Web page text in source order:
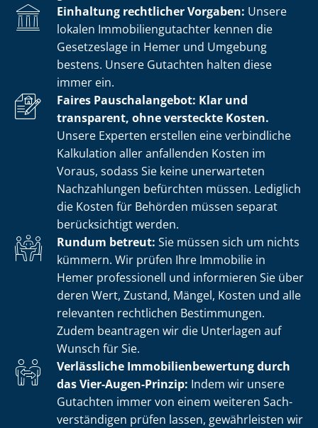
Einhaltung rechtlicher Vorgaben: Unsere
lokalen Im­mo­bi­li­en­gut­ach­ter kennen die
Gesetzeslage in Hemer und Umgebung
bestens. Unsere Gutachten halten diese
immer ein.
Faires Pauschalangebot: Klar und
transparent, ohne versteckte Kosten.
Unsere Experten erstellen eine verbindliche
Kalkulation aller anfallenden Kosten im
Voraus, sodass Sie keine unerwarteten
Nachzahlungen befürchten müssen. Lediglich
die Kosten für Behörden müssen separat
berücksichtigt werden.
Rundum betreut: Sie müssen sich um nichts
kümmern. Wir prüfen Ihre Immobilie in
Hemer professionell und informieren Sie über
deren Wert, Zustand, Mängel, Kosten und alle
relevanten rechtlichen Bestimmungen.
Zudem beantragen wir die Unterlagen auf
Wunsch für Sie.
Verlässliche Im­mo­bi­li­en­be­wer­tung durch
das Vier-Augen-Prinzip: Indem wir unsere
Gutachten immer von einem weiteren Sach­
ver­stän­di­gen prüfen lassen, gewährleisten wir